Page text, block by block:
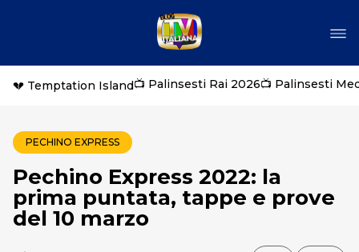
💔 Temptation Island📺 Palinsesti Rai 2026📺 Palinsesti
PECHINO EXPRESS
Pechino Express 2022: la
prima puntata, tappe e prove
del 10 marzo